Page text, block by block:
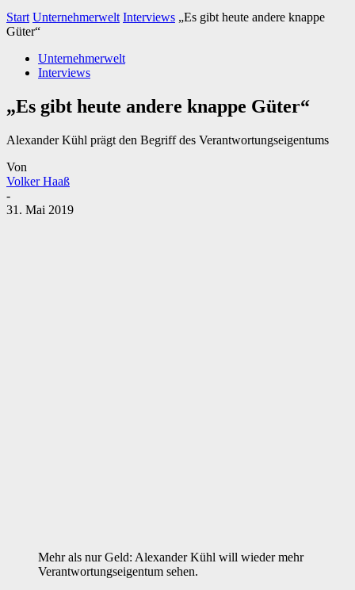
Start Unternehmerwelt Interviews „Es gibt heute andere knappe
Güter“
Unternehmerwelt
Interviews
„Es gibt heute andere knappe Güter“
Alexander Kühl prägt den Begriff des Verantwortungseigentums
Von
Volker Haaß
-
31. Mai 2019
Mehr als nur Geld: Alexander Kühl will wieder mehr
Verantwortungseigentum sehen.